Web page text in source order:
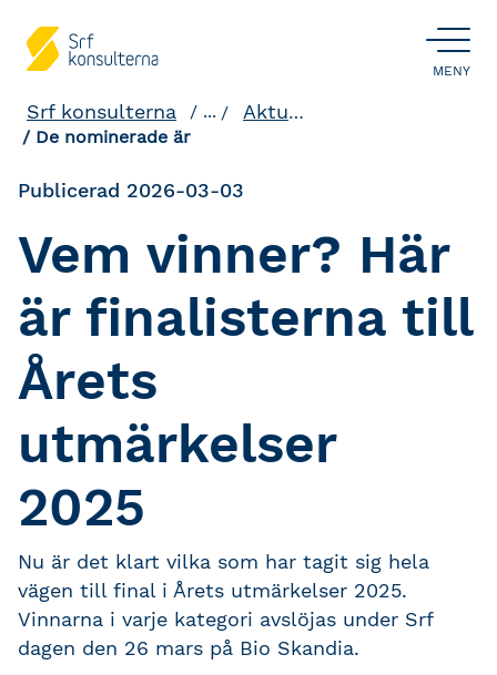
ÖPPNA
MENY
Srf konsulterna ... Aktuellt och påverkan
De nominerade är
Publicerad 2026-03-03
Vem vinner? Här
är finalisterna till
Årets
utmärkelser
2025
Nu är det klart vilka som har tagit sig hela
vägen till final i Årets utmärkelser 2025.
Vinnarna i varje kategori avslöjas under Srf
dagen den 26 mars på Bio Skandia.